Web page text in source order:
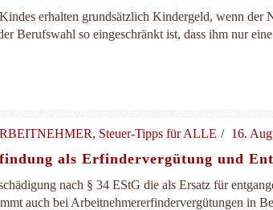
erhalten grundsätzlich Kindergeld, wenn der
Berufswahl so eingeschränkt ist, dass ihm nur
, Steuer-Tipps für ALLE 16.
als Erfindervergütung und
nach § 34 EStG die als Ersatz für
auch bei Arbeitnehmererfindervergütungen in